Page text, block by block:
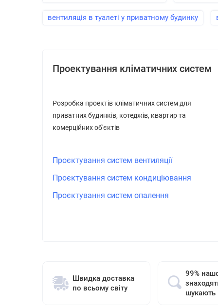
вентиляція в туалеті у приватному будинку
Проектування кліматичних систем
Розробка проектів кліматичних систем для
приватних будинків, котеджів, квартир та
комерційних об'єктів
Проєктування систем вентиляції
Проєктування систем кондиціювання
Проєктування систем опалення
Швидка доставка
по всьому світу
99%
шукають